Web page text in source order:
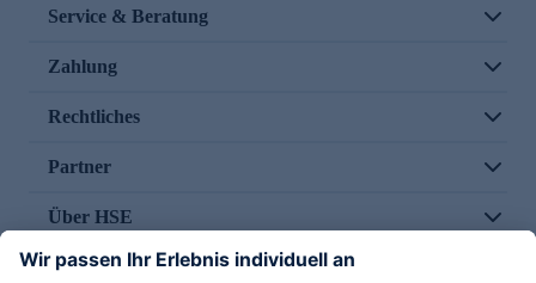
Service & Beratung
Zahlung
Rechtliches
Partner
Über HSE
Im TV